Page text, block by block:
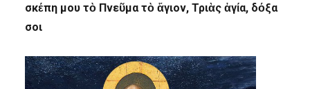
σκέπη μου τὸ Πνεῦμα τὸ ἅγιον, Τριὰς ἁγία, δόξα
σοι